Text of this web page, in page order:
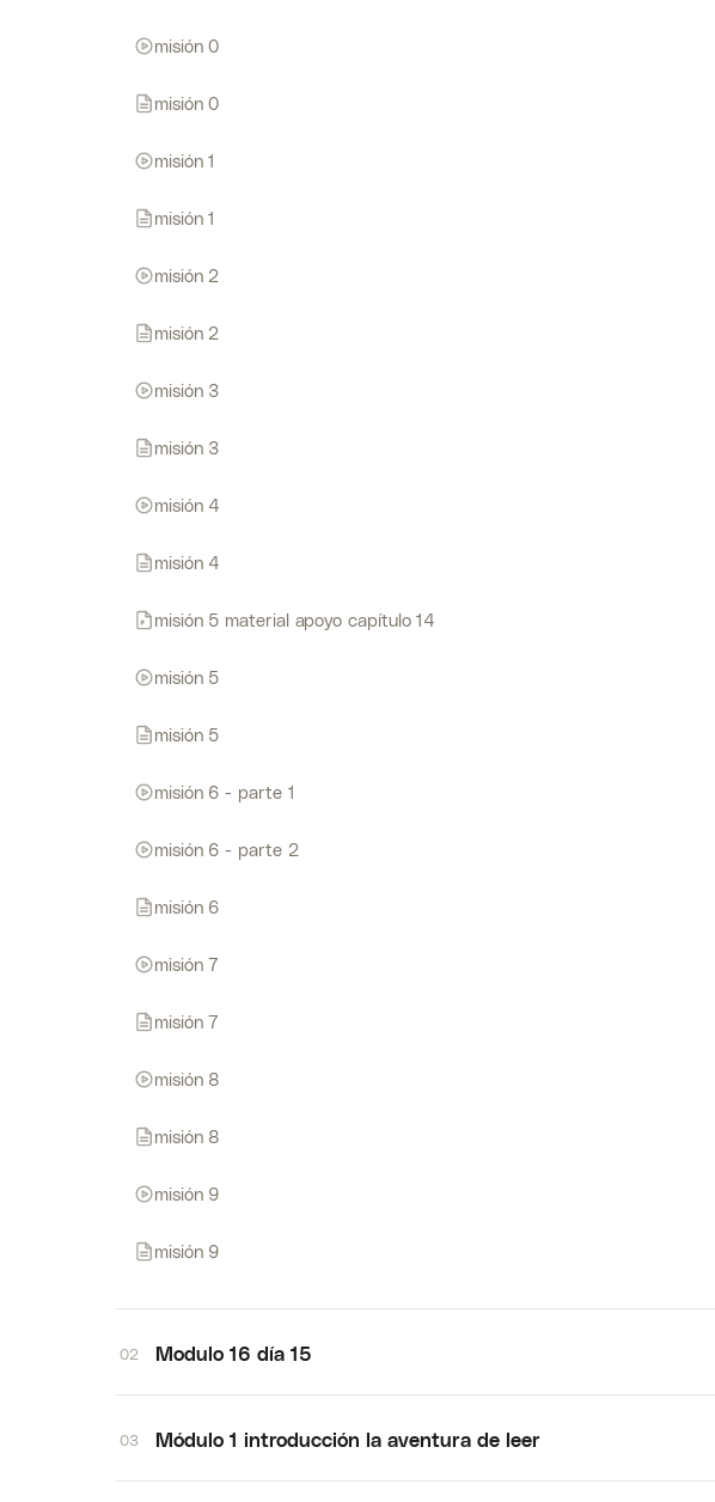
misión 0
misión 0
misión 1
misión 1
misión 2
misión 2
misión 3
misión 3
misión 4
misión 4
misión 5 material apoyo capítulo 14
misión 5
misión 5
misión 6 - parte 1
misión 6 - parte 2
misión 6
misión 7
misión 7
misión 8
misión 8
misión 9
misión 9
02 Modulo 16 día 15
03 Módulo 1 introducción la aventura de leer